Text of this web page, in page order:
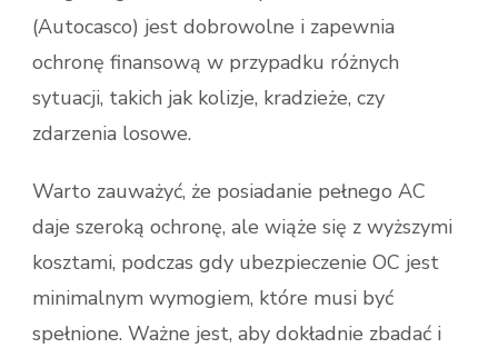
(Autocasco) jest dobrowolne i zapewnia
ochronę finansową w przypadku różnych
sytuacji, takich jak kolizje, kradzieże, czy
zdarzenia losowe.
Warto zauważyć, że posiadanie pełnego AC
daje szeroką ochronę, ale wiąże się z wyższymi
kosztami, podczas gdy ubezpieczenie OC jest
minimalnym wymogiem, które musi być
spełnione. Ważne jest, aby dokładnie zbadać i